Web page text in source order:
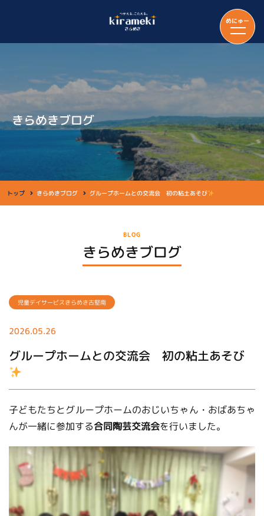
めにゅー
きらめきブログ
トップ きらめきブログ グループホームとの交流会 初の粘土あそび
BLOG
きらめきブログ
児童デイサービスきらめき古堅南
2026.05.26
グループホームとの交流会 初の粘土あそび
子どもたちとグループホームのおじいちゃん・おばあちゃ
んが一緒に参加する合同陶芸交流会を行いました。